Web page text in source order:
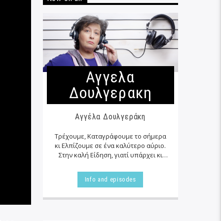
Αγγελα
Δουλγερακη
Αγγέλα Δουλγεράκη
Τρέχουμε, Καταγράφουμε το σήμερα
κι Ελπίζουμε σε ένα καλύτερο αύριο.
Στην καλή Είδηση, γιατί υπάρχει κι
καθημερινότητας μας, τις
περισσότερες φορές…
Info and episodes